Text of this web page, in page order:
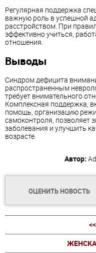
Регулярная поддержка
важную роль в успешной
расстройством. При
эффективно учиться,
отношения.
Выводы
Синдром дефицита
распространенным
требует внимательного
Комплексная поддержка,
помощь, организацию
самоконтроля, позволяет
заболевания и улучшить
возрасте.
Автор:
ОЦЕНИТЬ НОВОСТЬ